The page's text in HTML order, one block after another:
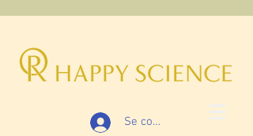
Se connecter